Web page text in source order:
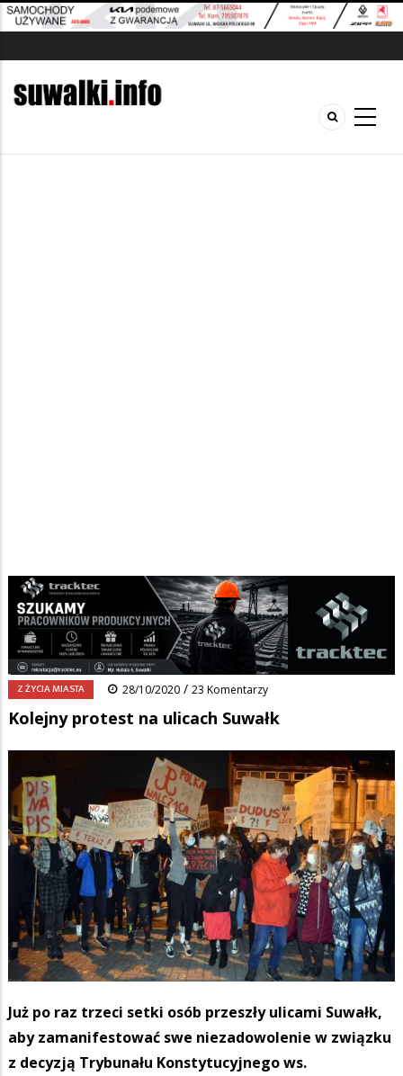
Ścieżka
nawigacyjna
Strona główna Wiadomości/Z życia miasta/
Kolejny protest na ulicach Suwałk
FacebookPinterest Tumblr
0 Reddit Share
Z ŻYCIA MIASTA 28/10/2020 / 23 Komentarzy
Kolejny protest na ulicach Suwałk
Już po raz trzeci setki osób przeszły ulicami Suwałk,
aby zamanifestować swe niezadowolenie w związku
z decyzją Trybunału Konstytucyjnego ws.